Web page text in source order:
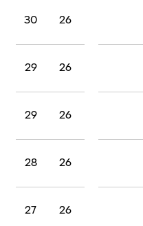
26
30
26
29
26
29
26
28
26
27